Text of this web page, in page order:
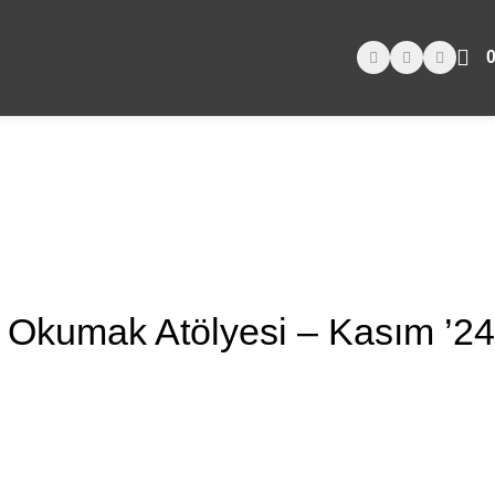
0
Okumak Atölyesi – Kasım ’24